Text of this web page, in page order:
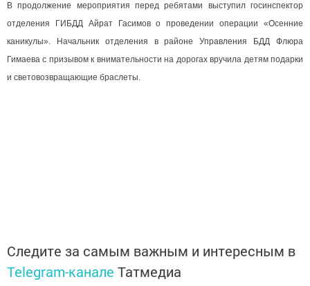
В продолжение мероприятия перед ребятами выступил госинспектор
отделения ГИБДД Айрат Гасимов о проведении операции «Осенние
каникулы». Начальник отделения в районе Управления БДД Флюра
Гимаева с призывом к внимательности на дорогах вручила детям подарки
и световозвращающие браслеты.
Следите за самым важным и интересным в
Telegram-канале Татмедиа